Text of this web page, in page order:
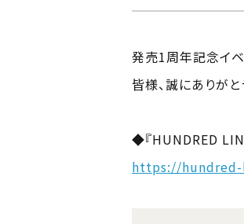
発売1周年記念イベ
皆様、誠にありがと
◆『HUNDRED
https://